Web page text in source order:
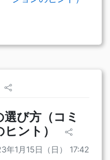
び方（コミ
ント）
年1月15日（日） 17:42